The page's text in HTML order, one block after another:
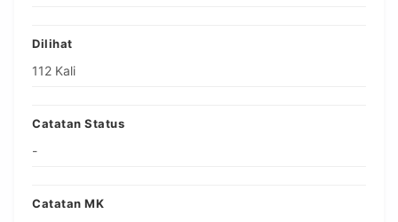
Dilihat
112 Kali
Catatan Status
-
Catatan MK